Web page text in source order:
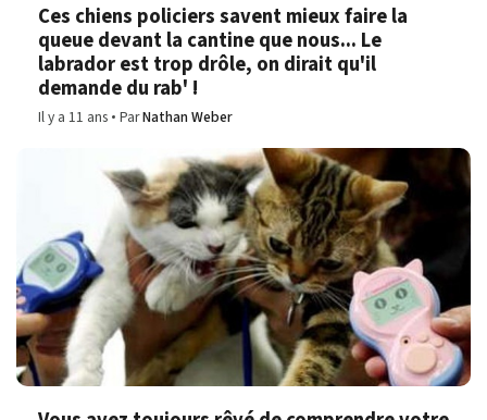
Ces chiens policiers savent mieux faire la
queue devant la cantine que nous... Le
labrador est trop drôle, on dirait qu'il
demande du rab' !
Il y a 11 ans ParNathan Weber